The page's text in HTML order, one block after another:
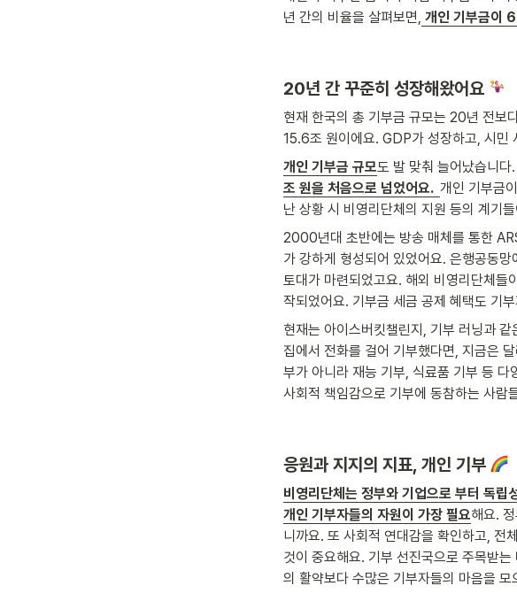
년 간의 비율을 살펴보면, 개인 기부금이
20년 간 꾸준히 성장해왔어요
현재 한국의 총 기부금 규모는 20년 전
15.6조 원이에요. GDP가 성장하고, 시민
개인 기부금 규모도 발 맞춰 늘어났습니
조 원을 처음으로 넘었어요. 개인 기부금
난 상황 시 비영리단체의 지원 등의 계기
2000년대 초반에는 방송 매체를 통한
가 강하게 형성되어 있었어요. 은행공동
토대가 마련되었고요. 해외 비영리단체들
작되었어요. 기부금 세금 공제 혜택도 기
현재는 아이스버킷챌린지, 기부 러닝과
집에서 전화를 걸어 기부했다면, 지금은
부가 아니라 재능 기부, 식료품 기부 등
사회적 책임감으로 기부에 동참하는 사람
응원과 지지의 지표, 개인 기부
비영리단체는 정부와 기업으로 부터 독립
개인 기부자들의 자원이 가장 필요해요.
니까요. 또 사회적 연대감을 확인하고, 전
것이 중요해요. 기부 선진국으로 주목받
의 활약보다 수많은 기부자들의 마음을